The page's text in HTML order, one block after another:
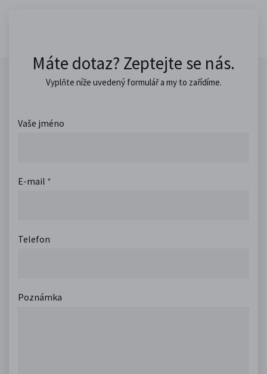
Máte dotaz? Zeptejte se nás.
Vyplňte níže uvedený formulář a my to zařídíme.
Vaše jméno
E-mail *
Telefon
Poznámka